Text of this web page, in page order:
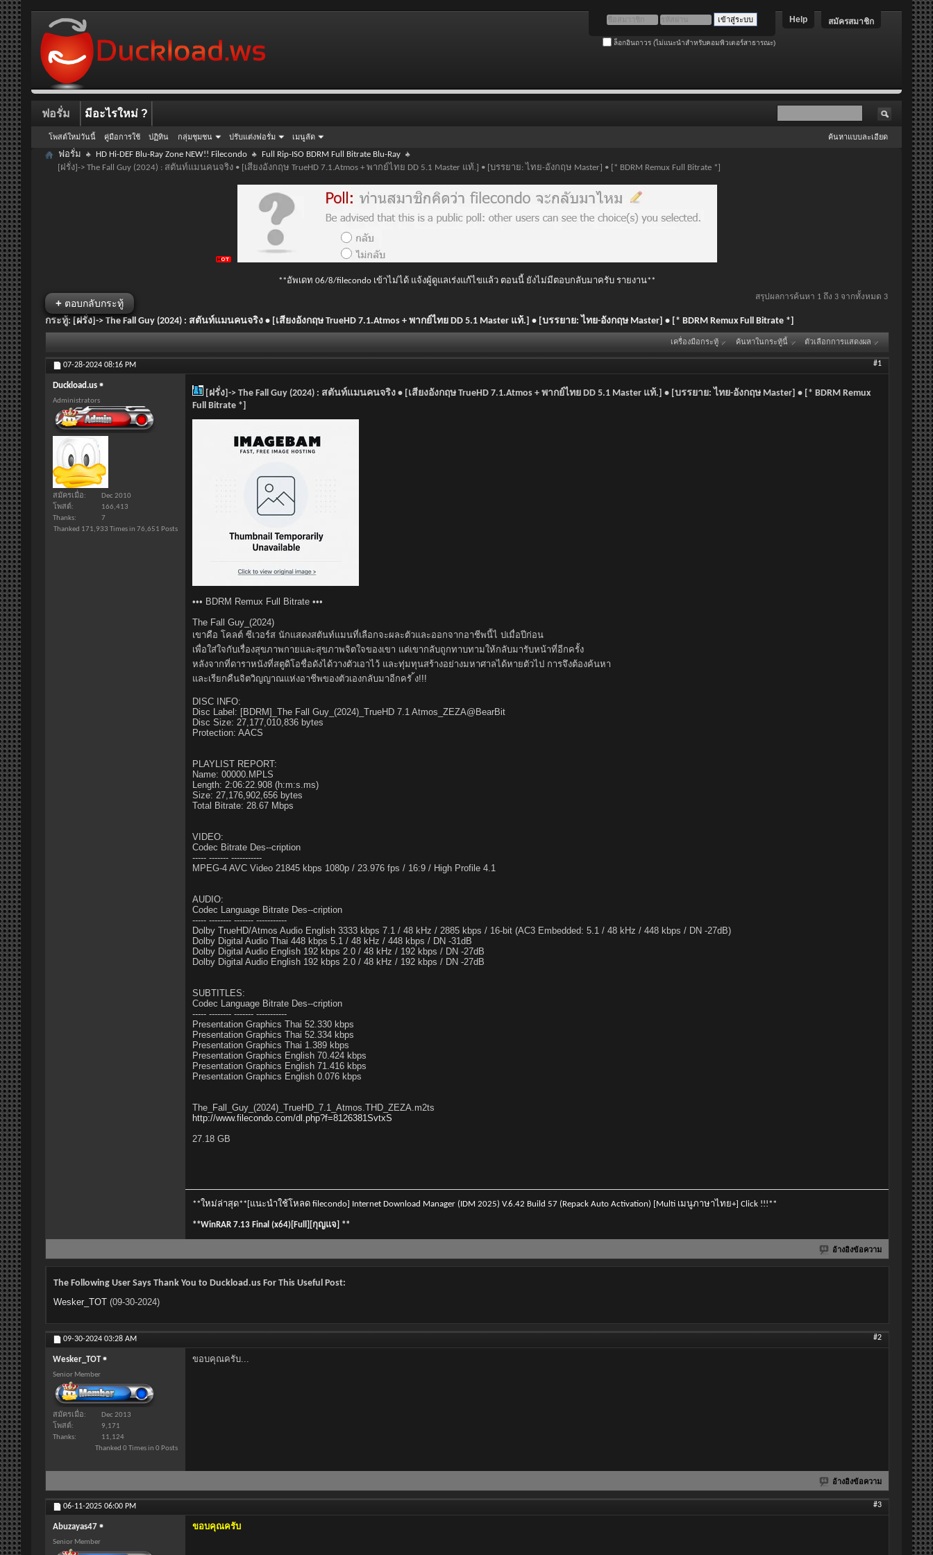
สมัครสมาชิก
Help
ล็อกอินถาวร (ไม่แนะนำสำหรับคอมพิวเตอร์สาธารณะ)
ฟอรั่ม
โพสต์ใหม่วันนี้ คู่มือการใช้ ปฏิทิน กลุ่มชุมชน ปรับแต่งฟอรั่ม เมนูลัด
มีอะไรใหม่ ?
ค้นหาแบบละเอียด
ฟอรั่ม HD Hi-DEF Blu-Ray Zone NEW!! Filecondo
Full Rip-ISO BDRM Full Bitrate Blu-Ray
[ฝรั่ง]-> The Fall Guy (2024) : สตันท์แมนคนจริง • [เสียงอังกฤษ TrueHD 7.1.Atmos + พากย์ไทย DD 5.1 Master แท้.] • [บรรยาย: ไทย-อังกฤษ Master] • [* BDRM Remux Full Bitrate *]
**อัพเดท 06/8/filecondo เข้าไม่ได้ แจ้งผู้ดูแลเร่งแก้ไขแล้ว ตอนนี้ ยังไม่มีตอบกลับมาครับ รายงาน**
+ ตอบกลับกระทู้
สรุปผลการค้นหา 1 ถึง 3 จากทั้งหมด 3
กระทู้: [ฝรั่ง]-> The Fall Guy (2024) : สตันท์แมนคนจริง • [เสียงอังกฤษ TrueHD 7.1.Atmos + พากย์ไทย DD 5.1 Master แท้.] • [บรรยาย: ไทย-อังกฤษ Master] • [* BDRM Remux Full Bitrate *]
เครื่องมือกระทู้ ค้นหาในกระทู้นี้ ตัวเลือกการแสดงผล
07-28-2024 08:16 PM #1
Duckload.us
Administrators
สมัครเมื่อ
Dec 2010
โพสต์
166,413
Thanks
7
Thanked 171,933 Times in 76,651 Posts
[ฝรั่ง]-> The Fall Guy (2024) : สตันท์แมนคนจริง • [เสียงอังกฤษ TrueHD 7.1.Atmos + พากย์ไทย DD 5.1 Master แท้.] • [บรรยาย: ไทย-อังกฤษ Master] • [* BDRM Remux
Full Bitrate *]
••• BDRM Remux Full Bitrate •••
The Fall Guy_(2024)
เขาคือ โคลต์ ซีเวอร์ส นักแสดงสตันท์แมนที่เลือกจะผละตัวและออกจากอาชีพนี้ไ ปเมื่อปีก่อน
เพื่อใส่ใจกับเรื่องสุขภาพกายและสุขภาพจิตใจของเขา แต่เขากลับถูกทาบทามให้กลับมารับหน้าที่อีกครั้ง
หลังจากที่ดาราหนังที่สตูดิโอชื่อดังได้วางตัวเอาไว้ และทุ่มทุนสร้างอย่างมหาศาลได้หายตัวไป การจึงต้องค้นหา
และเรียกคืนจิตวิญญาณแห่งอาชีพของตัวเองกลับมาอีกครั ้ง!!!
DISC INFO:
Disc Label: [BDRM]_The Fall Guy_(2024)_TrueHD 7.1 Atmos_ZEZA@BearBit
Disc Size: 27,177,010,836 bytes
Protection: AACS
PLAYLIST REPORT:
Name: 00000.MPLS
Length: 2:06:22.908 (h:m:s.ms)
Size: 27,176,902,656 bytes
Total Bitrate: 28.67 Mbps
VIDEO:
Codec Bitrate Des--cription
----- ------- -----------
MPEG-4 AVC Video 21845 kbps 1080p / 23.976 fps / 16:9 / High Profile 4.1
AUDIO:
Codec Language Bitrate Des--cription
----- -------- ------- -----------
Dolby TrueHD/Atmos Audio English 3333 kbps 7.1 / 48 kHz / 2885 kbps / 16-bit (AC3 Embedded: 5.1 / 48 kHz / 448 kbps / DN -27dB)
Dolby Digital Audio Thai 448 kbps 5.1 / 48 kHz / 448 kbps / DN -31dB
Dolby Digital Audio English 192 kbps 2.0 / 48 kHz / 192 kbps / DN -27dB
Dolby Digital Audio English 192 kbps 2.0 / 48 kHz / 192 kbps / DN -27dB
SUBTITLES:
Codec Language Bitrate Des--cription
----- -------- ------- -----------
Presentation Graphics Thai 52.330 kbps
Presentation Graphics Thai 52.334 kbps
Presentation Graphics Thai 1.389 kbps
Presentation Graphics English 70.424 kbps
Presentation Graphics English 71.416 kbps
Presentation Graphics English 0.076 kbps
The_Fall_Guy_(2024)_TrueHD_7.1_Atmos.THD_ZEZA.m2ts
http://www.filecondo.com/dl.php?f=8126381SvtxS
27.18 GB
**ใหม่ล่าสุด**[แนะนำใช้โหลด filecondo] Internet Download Manager (IDM 2025) V.6.42 Build 57 (Repack Auto Activation) [Multi เมนูภาษาไทย+] Click !!!**
**WinRAR 7.13 Final (x64)[Full][กุญแจ] **
อ้างอิงข้อความ
The Following User Says Thank You to Duckload.us For This Useful Post:
Wesker_TOT (09-30-2024)
09-30-2024 03:28 AM #2
Wesker_TOT
Senior Member
สมัครเมื่อ
Dec 2013
โพสต์
9,171
Thanks
11,124
Thanked 0 Times in 0 Posts
ขอบคุณครับ...
อ้างอิงข้อความ
06-11-2025 06:00 PM #3
Abuzayas47
Senior Member
ขอบคุณครับ